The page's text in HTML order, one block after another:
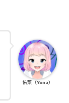
佑菜（Yuna）